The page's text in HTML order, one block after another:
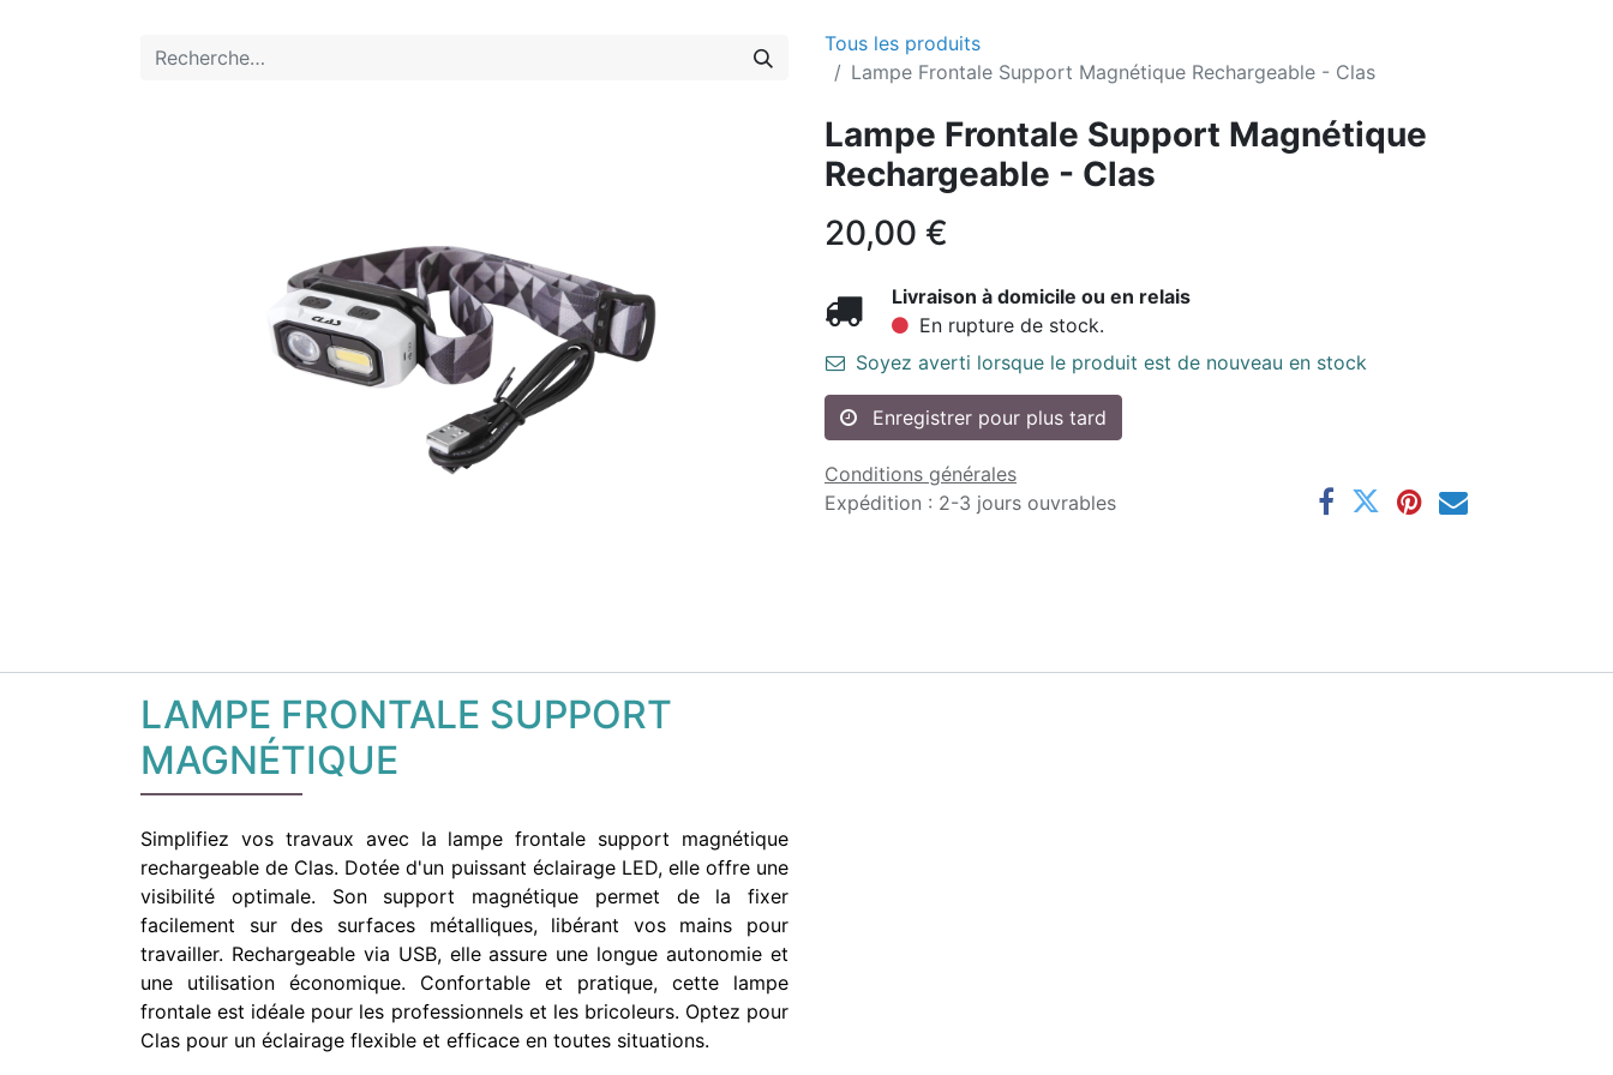
Tous les produits
Lampe Frontale Support Magnétique Rechargeable - Clas
Lampe Frontale Support Magnétique
Rechargeable - Clas
20,00 €
Livraison à domicile ou en relais
En rupture de stock.
Soyez averti lorsque le produit est de nouveau en stock
Enregistrer pour plus tard
Conditions générales
Expédition : 2-3 jours ouvrables
LAMPE FRONTALE SUPPORT
MAGNÉTIQUE
Simplifiez vos travaux avec la lampe frontale support magnétique
rechargeable de Clas. Dotée d'un puissant éclairage LED, elle offre une
visibilité optimale. Son support magnétique permet de la fixer
facilement sur des surfaces métalliques, libérant vos mains pour
travailler. Rechargeable via USB, elle assure une longue autonomie et
une utilisation économique. Confortable et pratique, cette lampe
frontale est idéale pour les professionnels et les bricoleurs. Optez pour
Clas pour un éclairage flexible et efficace en toutes situations.